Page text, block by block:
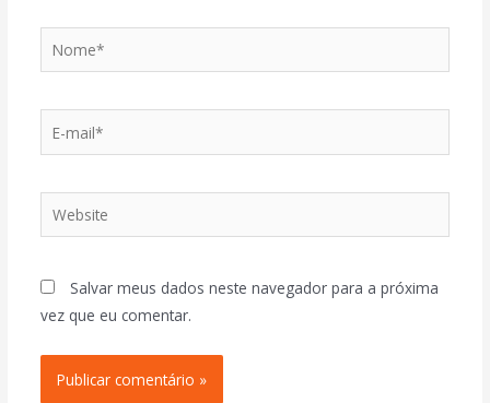
Salvar meus dados neste navegador para a próxima
vez que eu comentar.